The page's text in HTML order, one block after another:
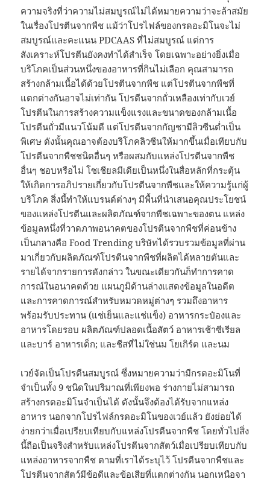
ความจริงที่ว่าความไม่สมบูรณ์ไม่ได้หมายความว่าจะล้าสมัย
ในเรื่องโปรตีนจากพืช แม้ว่าโปรไฟล์ของกรดอะมิโนจะไม่
สมบูรณ์และคะแนน PDCAAS ที่ไม่สมบูรณ์ แต่การ
สังเคราะห์โปรตีนยังคงทำได้สำเร็จ โดยเฉพาะอย่างยิ่งเมื่อ
บริโภคเป็นส่วนหนึ่งของอาหารที่กินไม่เลือก คุณสามารถ
สร้างกล้ามเนื้อได้ด้วยโปรตีนจากพืช แต่โปรตีนจากพืชที่
แตกต่างกันอาจไม่เท่ากัน โปรตีนจากถั่วเหลืองเท่ากับเวย์
โปรตีนในการสร้างความแข็งแรงและขนาดของกล้ามเนื้อ
โปรตีนถั่วมีแนวโน้มดี แต่โปรตีนจากกัญชามีลิวซีนต่ำเป็น
พิเศษ ดังนั้นคุณอาจต้องบริโภคลิวซีนให้มากขึ้นเมื่อเทียบกับ
โปรตีนจากพืชชนิดอื่นๆ หรือผสมกับแหล่งโปรตีนจากพืช
อื่นๆ ชอบหรือไม่ โซเชียลมีเดียเป็นหนึ่งในสื่อหลักที่กระตุ้น
ให้เกิดการอภิปรายเกี่ยวกับโปรตีนจากพืชและให้ความรู้แก่ผู้
บริโภค สิ่งนี้ทำให้แบรนด์ต่างๆ มีพื้นที่นำเสนอคุณประโยชน์
ของแหล่งโปรตีนและผลิตภัณฑ์จากพืชเฉพาะของตน แหล่ง
ข้อมูลหนึ่งที่วาดภาพอนาคตของโปรตีนจากพืชที่ค่อนข้าง
เป็นกลางคือ Food Trending บริษัทได้รวบรวมข้อมูลที่ผ่าน
มาเกี่ยวกับผลิตภัณฑ์โปรตีนจากพืชที่ผลิตได้หลายตันและ
รายได้จากรายการดังกล่าว ในขณะเดียวกันก็ทำการคาด
การณ์ในอนาคตด้วย แผนภูมิด้านล่างแสดงข้อมูลในอดีต
และการคาดการณ์สำหรับหมวดหมู่ต่างๆ รวมถึงอาหาร
พร้อมรับประทาน (แช่เย็นและแช่แข็ง) อาหารกระป๋องและ
อาหารโดยรอบ ผลิตภัณฑ์ปลอดเนื้อสัตว์ อาหารเช้าซีเรียล
และบาร์ อาหารเด็ก; และชีสที่ไม่ใช่นม โยเกิร์ต และนม
เวย์จัดเป็นโปรตีนสมบูรณ์ ซึ่งหมายความว่ามีกรดอะมิโนที่
จำเป็นทั้ง 9 ชนิดในปริมาณที่เพียงพอ ร่างกายไม่สามารถ
สร้างกรดอะมิโนจำเป็นได้ ดังนั้นจึงต้องได้รับจากแหล่ง
อาหาร นอกจากโปรไฟล์กรดอะมิโนของเวย์แล้ว ยังย่อยได้
ง่ายกว่าเมื่อเปรียบเทียบกับแหล่งโปรตีนจากพืช โดยทั่วไปสิ่ง
นี้ถือเป็นจริงสำหรับแหล่งโปรตีนจากสัตว์เมื่อเปรียบเทียบกับ
แหล่งอาหารจากพืช ตามที่เราได้ระบุไว้ โปรตีนจากพืชและ
โปรตีนจากสัตว์มีข้อดีและข้อเสียที่แตกต่างกัน นอกเหนือจา